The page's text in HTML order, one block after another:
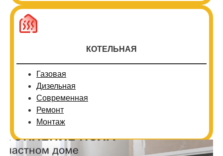
КОТЕЛЬНАЯ
Газовая
Дизельная
Современная
Ремонт
Монтаж